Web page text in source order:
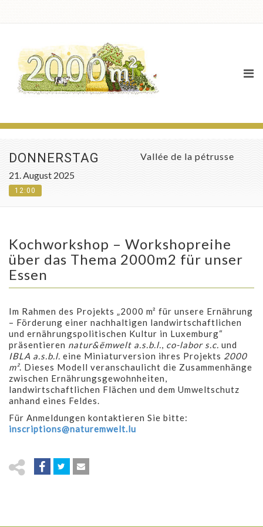
DONNERSTAG
21. August 2025
12:00
Vallée de la pétrusse
Kochworkshop – Workshopreihe
über das Thema 2000m2 für unser
Essen
Im Rahmen des Projekts „2000 m² für unsere Ernährung
– Förderung einer nachhaltigen landwirtschaftlichen
und ernährungspolitischen Kultur in Luxemburg“
präsentieren natur&ëmwelt a.s.b.l., co-labor s.c. und
IBLA a.s.b.l. eine Miniaturversion ihres Projekts 2000
m². Dieses Modell veranschaulicht die Zusammenhänge
zwischen Ernährungsgewohnheiten,
landwirtschaftlichen Flächen und dem Umweltschutz
anhand eines Feldes.
Für Anmeldungen kontaktieren Sie bitte:
inscriptions@naturemwelt.lu